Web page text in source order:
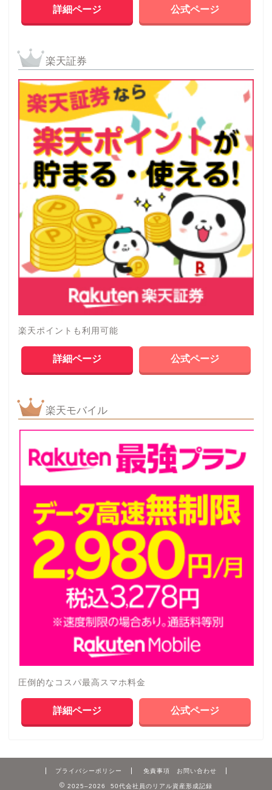
詳細ページ 公式ページ
楽天証券
楽天ポイントも利用可能
詳細ページ 公式ページ
楽天モバイル
圧倒的なコスパ最高スマホ料金
詳細ページ 公式ページ
プライバシーポリシー 免責事項 お問い合わせ
2025–2026 50代会社員のリアル資産形成記録